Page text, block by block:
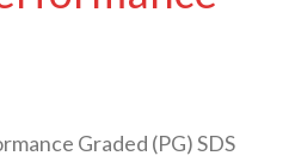
Graded (PG) SDS